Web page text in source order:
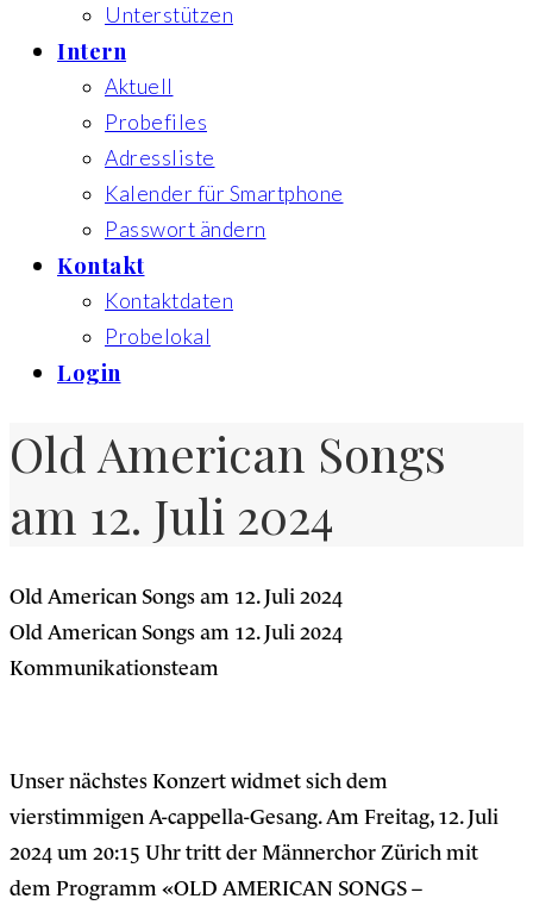
Unterstützen
Intern
Aktuell
Probefiles
Adressliste
Kalender für Smartphone
Passwort ändern
Kontakt
Kontaktdaten
Probelokal
Login
Old American Songs
am 12. Juli 2024
Old American Songs am 12. Juli 2024
Old American Songs am 12. Juli 2024
Kommunikationsteam
Unser nächstes Konzert widmet sich dem
vierstimmigen A-cappella-Gesang. Am Freitag, 12. Juli
2024 um 20:15 Uhr tritt der Männerchor Zürich mit
dem Programm «OLD AMERICAN SONGS –